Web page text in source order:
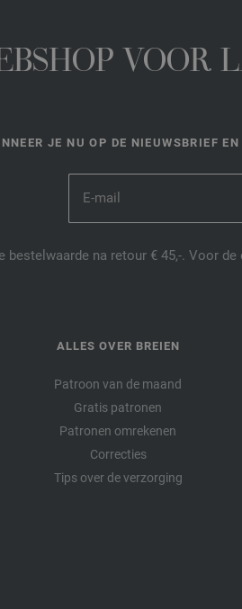
VOOR
JE NU OP DE NIEUWSBRIEF
bestelwaarde na retour € 45,-. Voor
ALLES OVER BREIEN
Patroon van de maand
Gratis patronen
Patronen omrekenen
Correcties
Tips over de verzorging